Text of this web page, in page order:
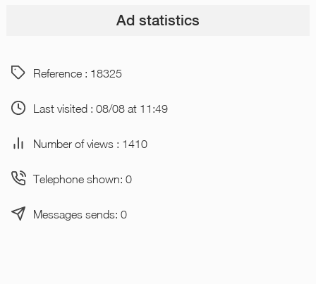
Ad statistics
Reference : 18325
Last visited : 08/08 at 11:49
Number of views : 1410
Telephone shown: 0
Messages sends: 0